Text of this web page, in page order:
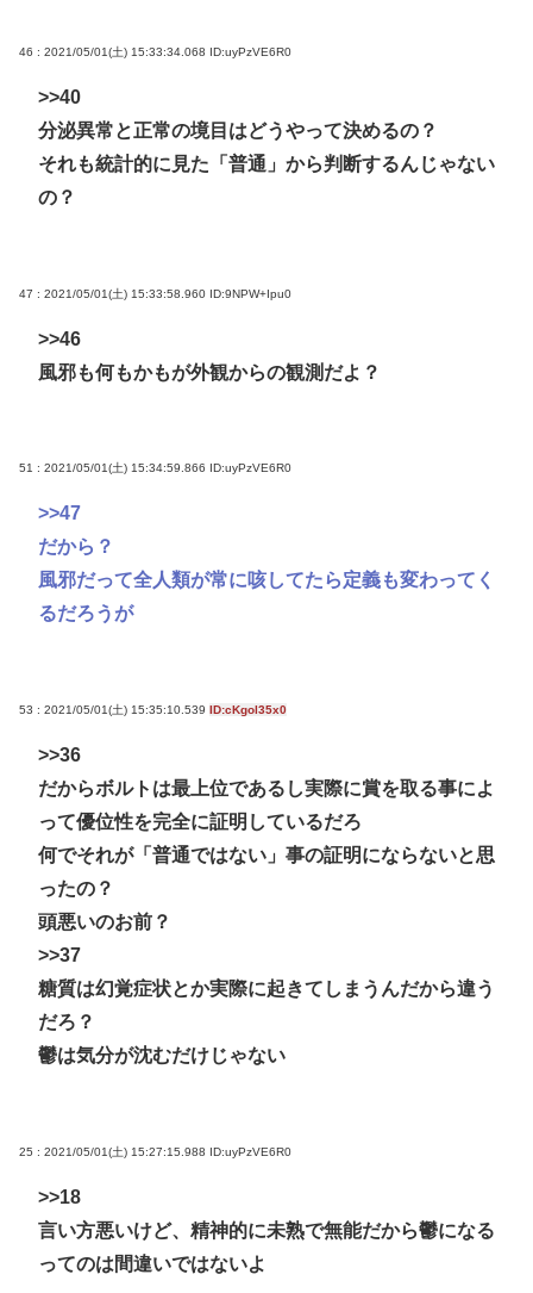
46 : 2021/05/01(土) 15:33:34.068 ID:uyPzVE6R0
>>40
分泌異常と正常の境目はどうやって決めるの？
それも統計的に見た「普通」から判断するんじゃない
の？
47 : 2021/05/01(土) 15:33:58.960 ID:9NPW+Ipu0
>>46
風邪も何もかもが外観からの観測だよ？
51 : 2021/05/01(土) 15:34:59.866 ID:uyPzVE6R0
>>47
だから？
風邪だって全人類が常に咳してたら定義も変わってく
るだろうが
53 : 2021/05/01(土) 15:35:10.539 ID:cKgol35x0
>>36
だからボルトは最上位であるし実際に賞を取る事によ
って優位性を完全に証明しているだろ
何でそれが「普通ではない」事の証明にならないと思
ったの？
頭悪いのお前？
>>37
糖質は幻覚症状とか実際に起きてしまうんだから違う
だろ？
鬱は気分が沈むだけじゃない
25 : 2021/05/01(土) 15:27:15.988 ID:uyPzVE6R0
>>18
言い方悪いけど、精神的に未熟で無能だから鬱になる
ってのは間違いではないよ